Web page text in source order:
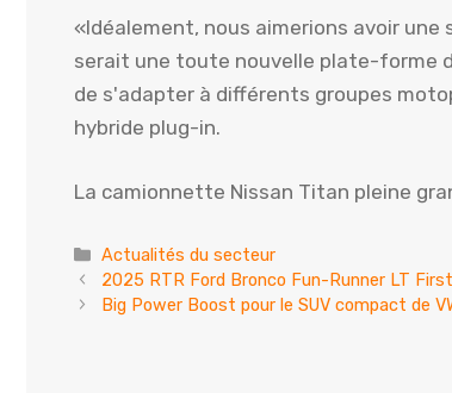
«Idéalement, nous aimerions avoir une
serait une toute nouvelle plate-forme
de s'adapter à différents groupes
hybride plug-in.
La camionnette Nissan Titan pleine
Catégories
Actualités du secteur
2025 RTR Ford Bronco Fun-Runner LT
Big Power Boost pour le SUV compact de